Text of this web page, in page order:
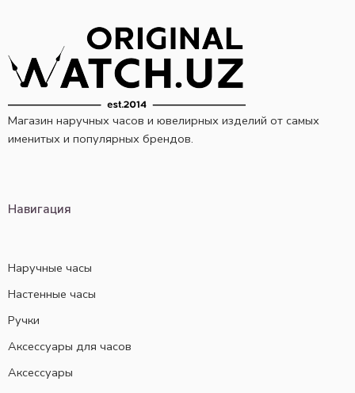
Магазин наручных часов и ювелирных изделий от самых
именитых и популярных брендов.
Навигация
Наручные часы
Настенные часы
Ручки
Аксессуары для часов
Аксессуары